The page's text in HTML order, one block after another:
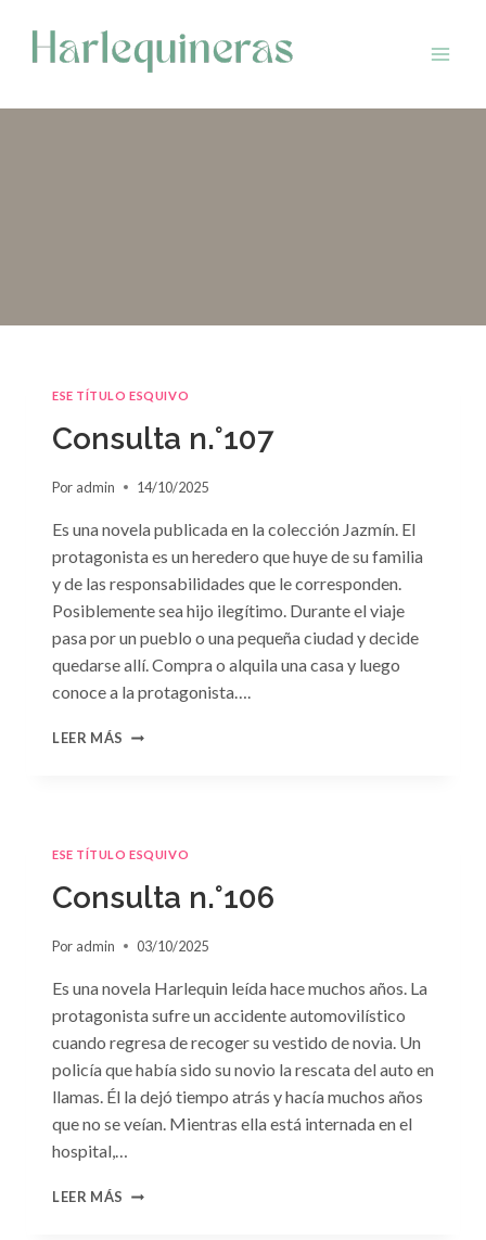
contenido
ESE TÍTULO ESQUIVO
Consulta n.°107
Por admin 14/10/2025
Es una novela publicada en la colección Jazmín. El
protagonista es un heredero que huye de su familia
y de las responsabilidades que le corresponden.
Posiblemente sea hijo ilegítimo. Durante el viaje
pasa por un pueblo o una pequeña ciudad y decide
quedarse allí. Compra o alquila una casa y luego
conoce a la protagonista….
LEER MÁS CONSULTA
ESE TÍTULO ESQUIVO
Consulta n.°106
Por admin 03/10/2025
Es una novela Harlequin leída hace muchos años. La
protagonista sufre un accidente automovilístico
cuando regresa de recoger su vestido de novia. Un
policía que había sido su novio la rescata del auto en
llamas. Él la dejó tiempo atrás y hacía muchos años
que no se veían. Mientras ella está internada en el
hospital,…
LEER MÁS CONSULTA